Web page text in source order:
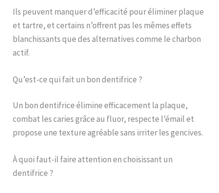
Ils peuvent manquer d’efficacité pour éliminer plaque
et tartre, et certains n’offrent pas les mêmes effets
blanchissants que des alternatives comme le charbon
actif.
Qu’est-ce qui fait un bon dentifrice ?
Un bon dentifrice élimine efficacement la plaque,
combat les caries grâce au fluor, respecte l’émail et
propose une texture agréable sans irriter les gencives.
À quoi faut-il faire attention en choisissant un
dentifrice ?